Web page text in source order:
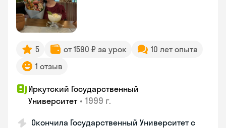
5 от 1590 ₽ за урок
10 лет опыта
1 отзыв
Иркутский Государственный
Университет • 1999 г.
Окончила Государственный Университет с